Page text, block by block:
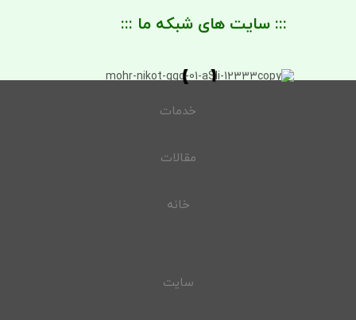
::: سایت های شبکه ما :::
خدمات
مقالات
خانه
سایت